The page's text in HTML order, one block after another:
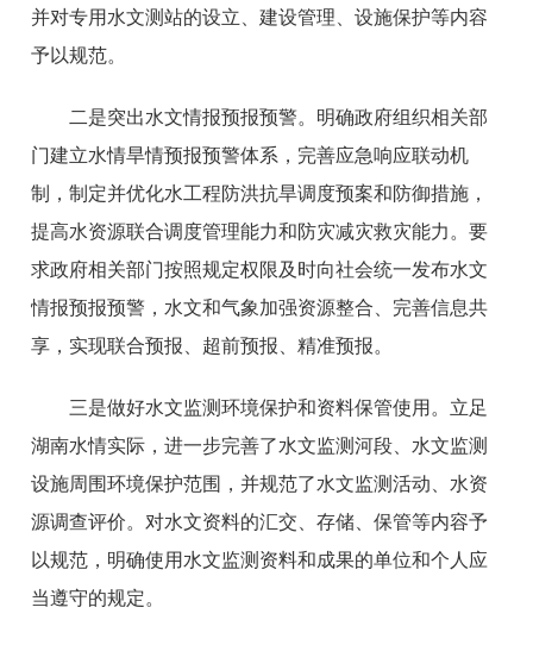
并对专用水文测站的设立、建设管理、设施保护等内容
予以规范。
二是突出水文情报预报预警。明确政府组织相关部
门建立水情旱情预报预警体系，完善应急响应联动机
制，制定并优化水工程防洪抗旱调度预案和防御措施，
提高水资源联合调度管理能力和防灾减灾救灾能力。要
求政府相关部门按照规定权限及时向社会统一发布水文
情报预报预警，水文和气象加强资源整合、完善信息共
享，实现联合预报、超前预报、精准预报。
三是做好水文监测环境保护和资料保管使用。立足
湖南水情实际，进一步完善了水文监测河段、水文监测
设施周围环境保护范围，并规范了水文监测活动、水资
源调查评价。对水文资料的汇交、存储、保管等内容予
以规范，明确使用水文监测资料和成果的单位和个人应
当遵守的规定。